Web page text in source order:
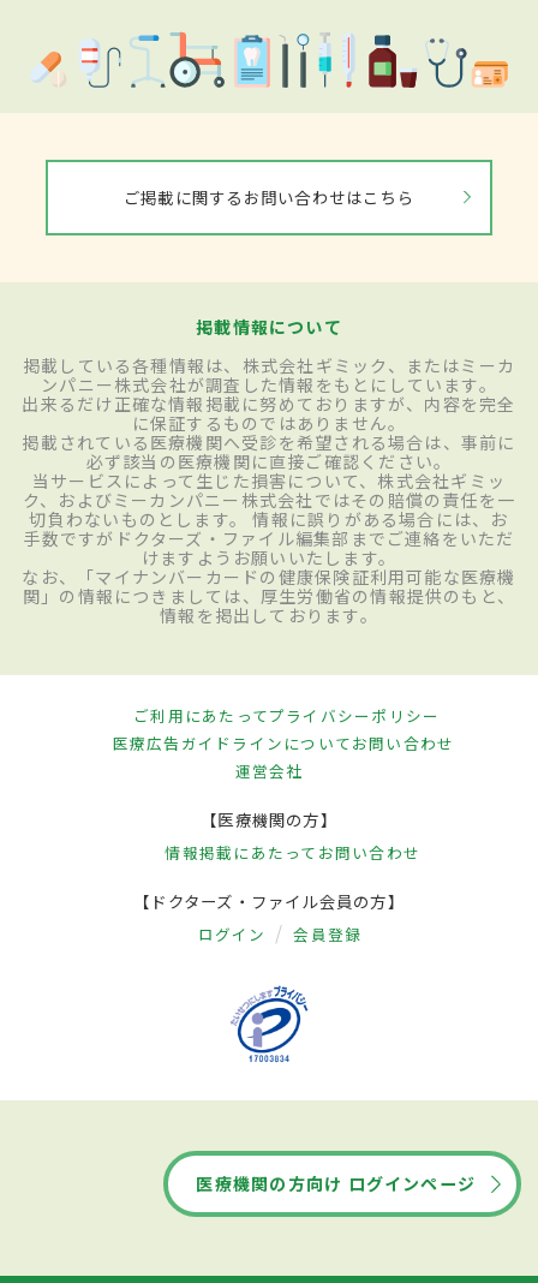
ご掲載に関するお問い合わせはこちら
掲載情報について
掲載している各種情報は、株式会社ギミック、またはミーカ
ンパニー株式会社が調査した情報をもとにしています。
出来るだけ正確な情報掲載に努めておりますが、内容を完全
に保証するものではありません。
掲載されている医療機関へ受診を希望される場合は、事前に
必ず該当の医療機関に直接ご確認ください。
当サービスによって生じた損害について、株式会社ギミッ
ク、およびミーカンパニー株式会社ではその賠償の責任を一
切負わないものとします。 情報に誤りがある場合には、お
手数ですがドクターズ・ファイル編集部までご連絡をいただ
けますようお願いいたします。
なお、「マイナンバーカードの健康保険証利用可能な医療機
関」の情報につきましては、厚生労働省の情報提供のもと、
情報を掲出しております。
ご利用にあたってプライバシーポリシー
医療広告ガイドラインについてお問い合わせ
運営会社
【医療機関の方】
情報掲載にあたって お問い合わせ
【ドクターズ・ファイル会員の方】
ログイン 会員登録
医療機関の方向け ログインページ